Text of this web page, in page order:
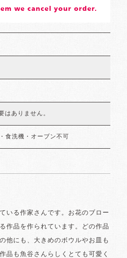
we cancel your order.
はありません。
食洗機・オーブン不可
いる作家さんです。お花のブロー
作品を作られています。どの作品
他にも、大きめのボウルやお皿も
品も魚谷さんらしくとても可愛く